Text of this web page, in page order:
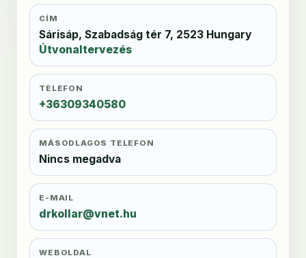
CÍM
Sárisáp, Szabadság tér 7, 2523 Hungary
Útvonaltervezés
TELEFON
+36309340580
MÁSODLAGOS TELEFON
Nincs megadva
E-MAIL
drkollar@vnet.hu
WEBOLDAL